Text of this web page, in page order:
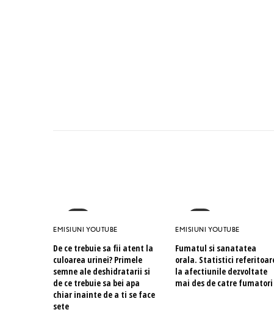
EMISIUNI YOUTUBE
De ce trebuie sa fii atent la
culoarea urinei? Primele
semne ale deshidratarii si
de ce trebuie sa bei apa
chiar inainte de a ti se face
sete
EMISIUNI YOUTUBE
Fumatul si sanatatea
orala. Statistici
la afectiunile dezvoltate
mai des de catre fumatori